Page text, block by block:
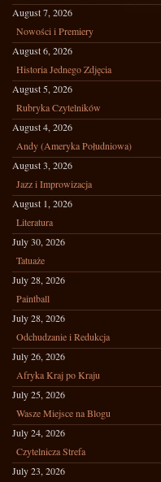
August 7, 2026
Nowości i Premiery
August 6, 2026
Historia Jednego Zdjęcia
August 5, 2026
Rubryka Czytelników
August 4, 2026
Andy (Ameryka Południowa)
August 3, 2026
Jazz i Improwizacja
August 1, 2026
Literatura
July 30, 2026
Tatuaże
July 28, 2026
Paintball
July 28, 2026
Odchudzanie i Redukcja
July 26, 2026
Afryka Kraj po Kraju
July 25, 2026
Wasze Miejsce na Blogu
July 24, 2026
Czytelnicza Strefa
July 23, 2026